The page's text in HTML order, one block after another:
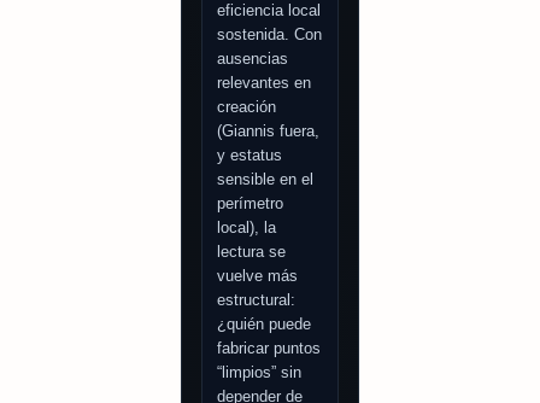
eficiencia local
sostenida. Con
ausencias
relevantes en
creación
(Giannis fuera,
y estatus
sensible en el
perímetro
local), la
lectura se
vuelve más
estructural:
¿quién puede
fabricar puntos
“limpios” sin
depender de